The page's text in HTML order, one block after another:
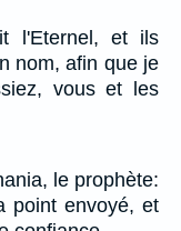
l'Eternel, et ils
nom, afin que je
vous et les
le prophète:
point envoyé, et